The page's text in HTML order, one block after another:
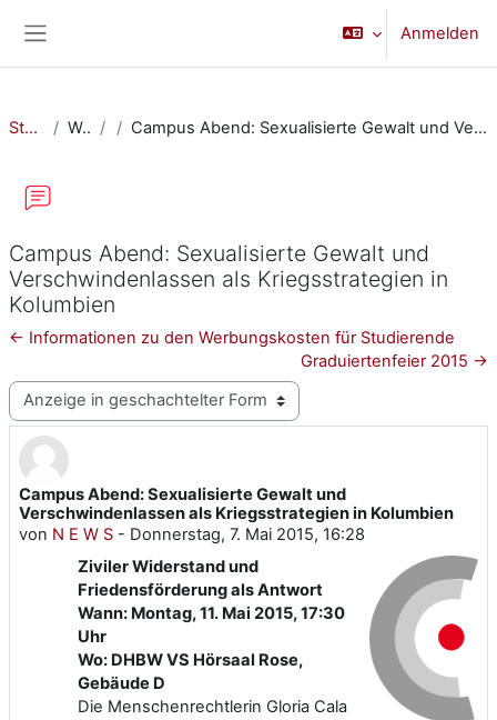
Anmelden
Startseite Website Campus Abend: Sexualisierte Gewalt und Verschwindenlassen als Kriegsstrategien in Kolumbien
Campus Abend: Sexualisierte Gewalt und
Verschwindenlassen als Kriegsstrategien in
Kolumbien
← Informationen zu den Werbungskosten für Studierende
Graduiertenfeier 2015 →
Anzeigemodus
Campus Abend: Sexualisierte Gewalt und
Verschwindenlassen als Kriegsstrategien in Kolumbien
von N E W S - Donnerstag, 7. Mai 2015, 16:28
Anzahl Antworten: 0
Ziviler Widerstand und
Friedensförderung als Antwort
Wann: Montag, 11. Mai 2015, 17:30
Uhr
Wo: DHBW VS Hörsaal Rose,
Gebäude D
Die Menschenrechtlerin Gloria Cala